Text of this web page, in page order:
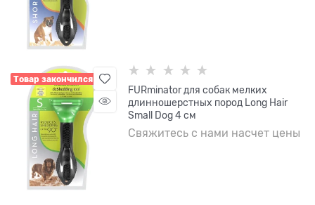
Товар закончился
FURminator для собак мелких
длинношерстных пород Long Hair
Small Dog 4 см
Свяжитесь с нами насчет цены